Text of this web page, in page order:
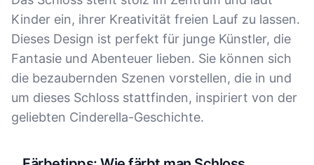
Kinder ein, ihrer Kreativität freien Lauf zu lassen.
Dieses Design ist perfekt für junge Künstler, die
Fantasie und Abenteuer lieben. Sie können sich
die bezaubernden Szenen vorstellen, die in und
um dieses Schloss stattfinden, inspiriert von der
geliebten Cinderella-Geschichte.